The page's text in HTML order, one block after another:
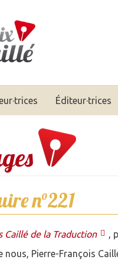
Éditeur·trices
n°221
Caillé de la Traduction ,
nous, Pierre-François